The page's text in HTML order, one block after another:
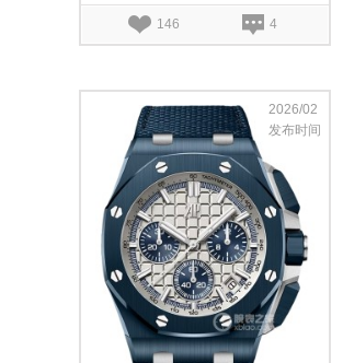
146 4
2026/02
发布时间